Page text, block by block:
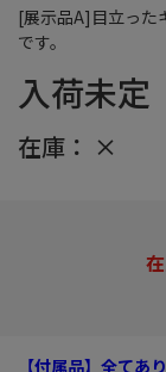
[展示品A]目立った
です。
入荷未定
在庫： ×
【付属品】全てあり